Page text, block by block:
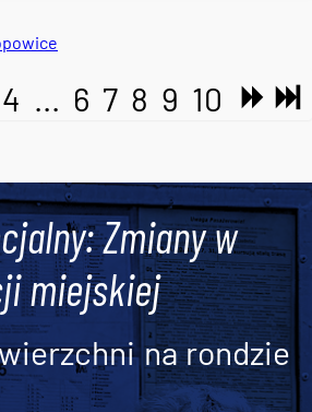
4 ... 6 7 8 9 10
Zmiany w
miejskiej
na rondzie